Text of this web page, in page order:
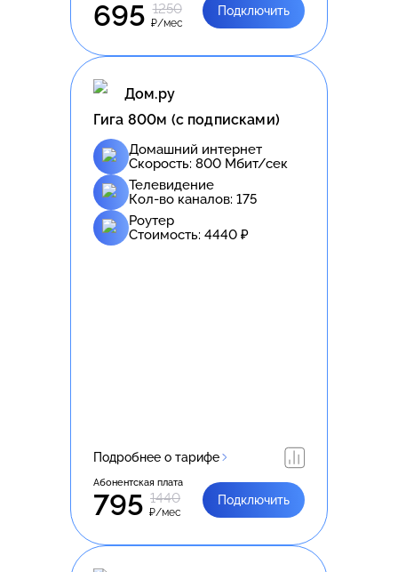
695 1250
₽/мес
Подключить
Дом.ру
Гига 800м (с подписками)
Домашний интернет
Скорость: 800 Мбит/сек
Телевидение
Кол-во каналов: 175
Роутер
Стоимость: 4440 ₽
Подробнее о тарифе
Абонентская плата
795 1440
₽/мес
Подключить